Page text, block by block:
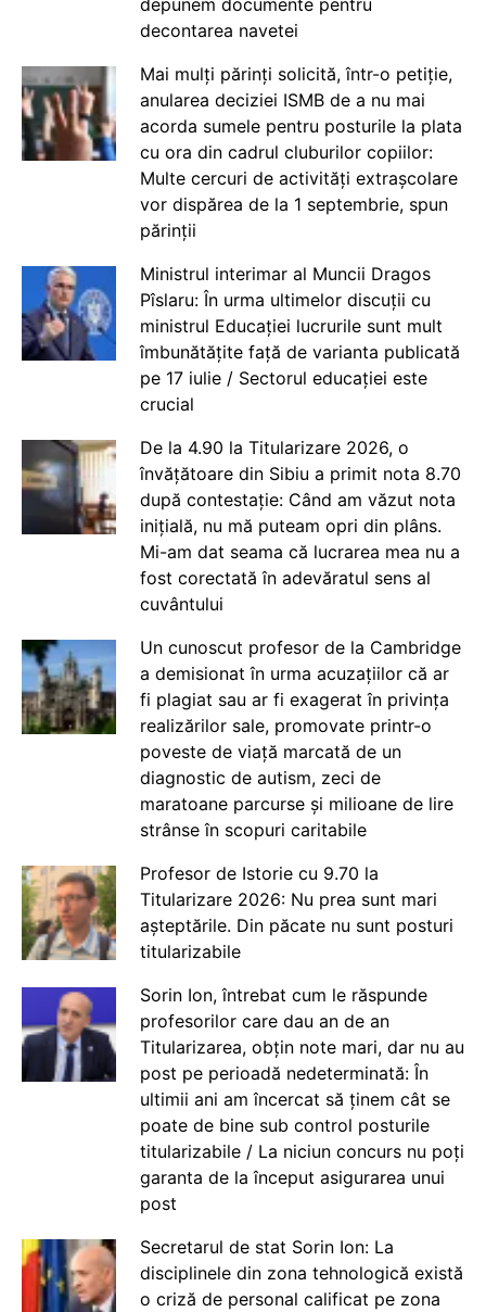
depunem documente pentru
decontarea navetei
Mai mulți părinți solicită, într-o petiție,
anularea deciziei ISMB de a nu mai
acorda sumele pentru posturile la plata
cu ora din cadrul cluburilor copiilor:
Multe cercuri de activități extrașcolare
vor dispărea de la 1 septembrie, spun
părinții
Ministrul interimar al Muncii Dragos
Pîslaru: În urma ultimelor discuții cu
ministrul Educației lucrurile sunt mult
îmbunătățite față de varianta publicată
pe 17 iulie / Sectorul educației este
crucial
De la 4.90 la Titularizare 2026, o
învățătoare din Sibiu a primit nota 8.70
după contestație: Când am văzut nota
inițială, nu mă puteam opri din plâns.
Mi-am dat seama că lucrarea mea nu a
fost corectată în adevăratul sens al
cuvântului
Un cunoscut profesor de la Cambridge
a demisionat în urma acuzațiilor că ar
fi plagiat sau ar fi exagerat în privința
realizărilor sale, promovate printr-o
poveste de viață marcată de un
diagnostic de autism, zeci de
maratoane parcurse și milioane de lire
strânse în scopuri caritabile
Profesor de Istorie cu 9.70 la
Titularizare 2026: Nu prea sunt mari
așteptările. Din păcate nu sunt posturi
titularizabile
Sorin Ion, întrebat cum le răspunde
profesorilor care dau an de an
Titularizarea, obțin note mari, dar nu au
post pe perioadă nedeterminată: În
ultimii ani am încercat să ținem cât se
poate de bine sub control posturile
titularizabile / La niciun concurs nu poți
garanta de la început asigurarea unui
post
Secretarul de stat Sorin Ion: La
disciplinele din zona tehnologică există
o criză de personal calificat pe zona